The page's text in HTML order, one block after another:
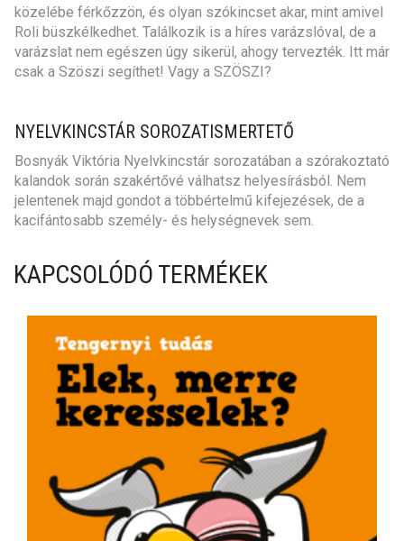
közelébe férkőzzön, és olyan szókincset akar, mint amivel
Roli büszkélkedhet. Találkozik is a híres varázslóval, de a
varázslat nem egészen úgy sikerül, ahogy tervezték. Itt már
csak a Szöszi segíthet! Vagy a SZÖSZI?
NYELVKINCSTÁR SOROZATISMERTETŐ
Bosnyák Viktória Nyelvkincstár sorozatában a szórakoztató
kalandok során szakértővé válhatsz helyesírásból. Nem
jelentenek majd gondot a többértelmű kifejezések, de a
kacifántosabb személy- és helységnevek sem.
KAPCSOLÓDÓ TERMÉKEK